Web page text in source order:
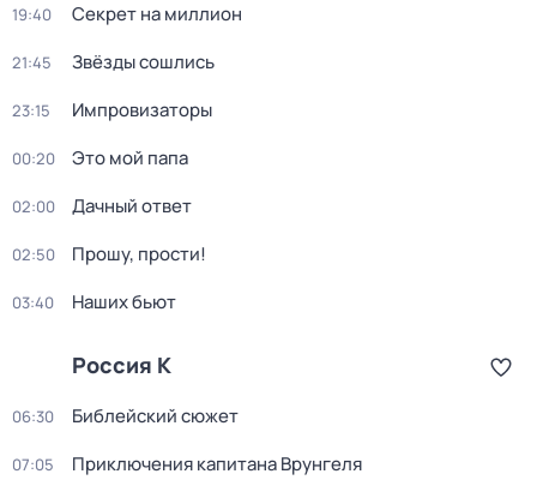
19:40 Секрет на миллион
21:45 Звёзды сошлись
23:15 Импровизаторы
00:20 Это мой папа
02:00 Дачный ответ
02:50 Прошу, прости!
03:40 Наших бьют
Россия К
06:30 Библейский сюжет
07:05 Приключения капитана Врунгеля